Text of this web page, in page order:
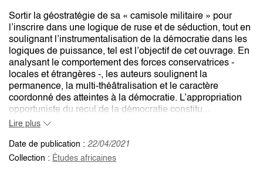
Sortir la géostratégie de sa « camisole militaire » pour
l’inscrire dans une logique de ruse et de séduction, tout en
soulignant l’instrumentalisation de la démocratie dans les
logiques de puissance, tel est l’objectif de cet ouvrage. En
analysant le comportement des forces conservatrices -
locales et étrangères -, les auteurs soulignent la
permanence, la multi-théâtralisation et le caractère
coordonné des atteintes à la démocratie. L’appropriation
opportuniste du recul de la démocratie constitu...
Lire plus
Date de publication : 22/04/2021
Collection : Études africaines